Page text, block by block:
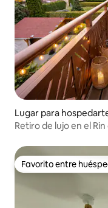
Lugar para
hein
Retiro de lujo en el
Favorito entre
Favorito entre